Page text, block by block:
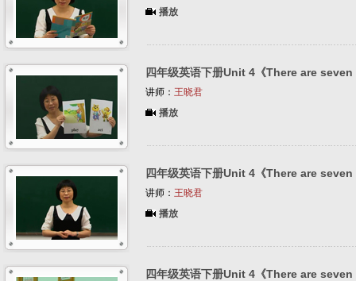
播放
四年级英语下册Unit 4《There are
讲师： 王晓君
播放
四年级英语下册Unit 4《There are
讲师： 王晓君
播放
四年级英语下册Unit 4《There are